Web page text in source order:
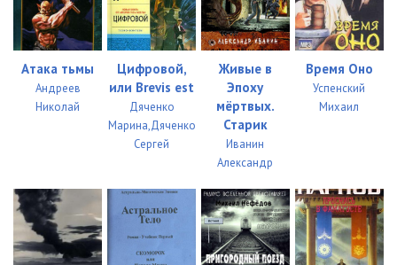
27.Кристофер Раули - Боевая форма 16:03
28.Кристофер Раули - Боевая форма 17:57
29.Кристофер Раули - Боевая форма 07:51
30.Кристофер Раули - Боевая форма 23:13
31.Кристофер Раули - Боевая форма
32.Кристофер Раули - Боевая форма 12:19
33.Кристофер Раули - Боевая форма 13:29
34.Кристофер Раули - Боевая форма 11:57
Атака тьмы
Андреев
Николай
Цифровой,
или Brevis est
Дяченко
Марина,Дяченко
Сергей
Живые в
Эпоху
мёртвых.
Старик
Иванин
Александр
Время Оно
Успенский
Михаил